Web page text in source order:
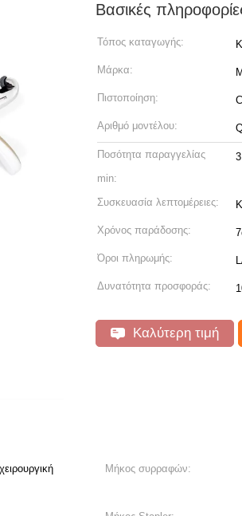
Βασικές
Τόπος καταγωγής:
Μάρκα:
Πιστοποίηση:
Αριθμό μοντέλου:
Ποσότητα παραγγελίας
min:
3
Συσκευασία λεπτομέρειες:
Χρόνος παράδοσης:
Όροι πληρωμής:
Δυνατότητα προσφοράς:
Καλύτερη τιμή
Μήκος συρραφών: